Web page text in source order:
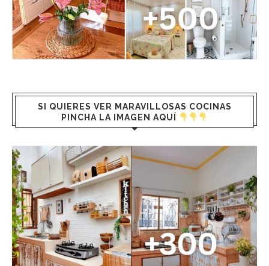
SI QUIERES VER MARAVILLOSAS COCINAS
PINCHA LA IMAGEN AQUÍ